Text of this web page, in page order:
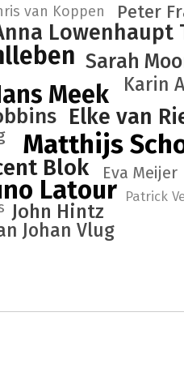
Matthijs
Latour
Meek
Blok
Elke van
Lowenhaupt
Sarah
John Hintz
Johan Vlug
Karin
Peter
Eva Meijer
van Koppen
Patrick